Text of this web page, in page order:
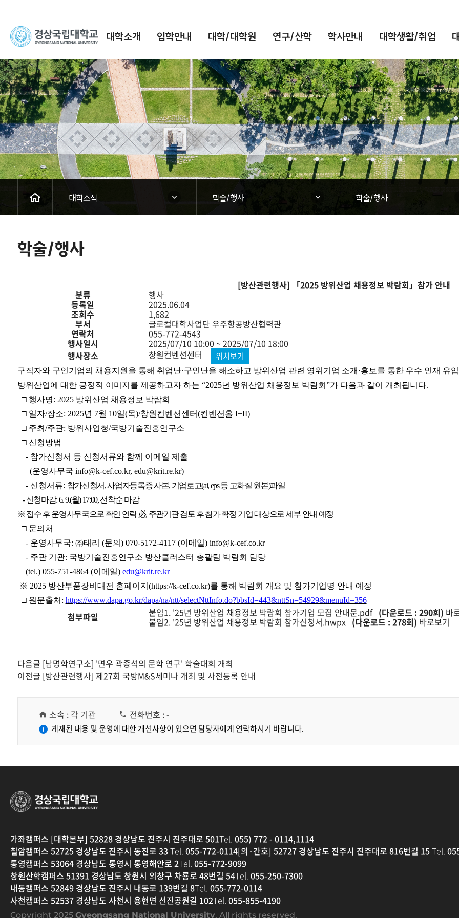
경
상
국
립
대
학
교
대학소개 입학안내 대학/대학원 연구/산학 학사안내 대학생활/취업
대학소식
닫힘
대학소식 닫힘
학술/행사 닫힘
학술/행사
학술/행사
류,
제
목,
부
서,
락
처,
치
정
보,
행
시,
기
간
정
수
있
습
[방산관련행사] 「2025 방위산업 채용정보 박람회」참가 안내
분류 행사
등록일 2025.06.04
조회수 1,682
부서 글로컬대학사업단 우주항공방산협력관
연락처 055-772-4543
행사일시
2025/07/10 10:00 ~ 2025/07/10 18:00
행사장소
창원컨벤션센터 위치보기
구직자와 구인기업의 채용지원을 통해 취업난·구인난을 해소하고 방위산업 관련 영위기업 소개 ·홍보를 통한 우수 인재 유
방위산업에 대한 긍정적 이미지를 제공하고자 하는 “2025년 방위산업 채용정보 박람회 ”가다음과 같이 개최됩니다.
□ 행사명: 2025 방위산업 채용정보 박람회
□ 일자/장소: 2025년 7월 10일(목)/창원컨벤션센터(컨벤션홀 I+II)
□ 주최 /주관: 방위사업청/국방기술진흥연구소
□ 신청방법
- 참가신청서 등 신청서류와 함께 이메일 제출
(운영사무국 info@k-cef.co.kr, edu@krit.re.kr)
- 신청서류: 참가신청서,사업자등록증 사본, 기업로고(ai, eps등 고화질 원본)파일
-신청마감: 6. 9.(월) 17:00,선착순 마감
※ 접수 후 운영사무국으로 확인 연락必, 주관기관 검토 후 참가 확정 기업 대상으로 세부 안내 예정
□ 문의처
- 운영사무국: ㈜태리 (문의 ) 070-5172-4117 (이메일) info@k-cef.co.kr
- 주관 기관: 국방기술진흥연구소 방산클러스터 총괄팀 박람회 담당
(tel.) 055-751-4864 (이메일) edu@krit.re.kr
※ 2025 방산부품장비대전 홈페이지 (https://k-cef.co.kr)를 통해 박람회 개요 및 참가기업명 안내 예정
□ 원문출처 : https://www.dapa.go.kr/dapa/na/ntt/selectNttInfo.do?bbsId=443&nttSn=54929&menuId=356
첨부파일 붙임1. '25년 방위산업 채용정보 박람회 참가기업 모집 안내문.pdf (다운로드 : 290회) 바
붙임2. '25년 방위산업 채용정보 박람회 참가신청서.hwpx (다운로드 : 278회) 바로보기
다음글 [남명학연구소] '면우 곽종석의 문학 연구' 학술대회 개최
이전글 [방산관련행사] 제27회 국방M&S세미나 개최 및 사전등록 안내
소속 :각 기관 전화번호 :-
게재된 내용 및 운영에 대한 개선사항이 있으면 담당자에게 연락하시기 바랍니다.
가좌캠퍼스 [대학본부] 52828 경상남도 진주시 진주대로 501Tel. 055) 772 - 0114,1114
칠암캠퍼스 52725 경상남도 진주시 동진로 33Tel. 055-772-0114[의·간호] 52727 경상남도 진주시 진주대로 816번길 15Tel.
통영캠퍼스 53064 경상남도 통영시 통영해안로 2Tel. 055-772-9099
창원산학캠퍼스 51391 경상남도 창원시 의창구 차룡로 48번길 54Tel. 055-250-7300
내동캠퍼스 52849 경상남도 진주시 내동로 139번길 8Tel. 055-772-0114
사천캠퍼스 52537 경상남도 사천시 용현면 선진공원길 102Tel. 055-855-4190
Copyright 2025 Gyeongsang National University. All rights reserved.